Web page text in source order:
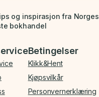
og inspirasjon fra Norges
bokhandel
Betingelser
Klikk&Hent
Kjøpsvilkår
Personvernerklæring